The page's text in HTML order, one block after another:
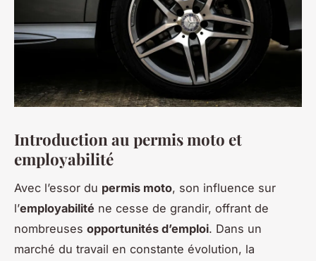
Introduction au permis moto et
employabilité
Avec l’essor du permis moto, son influence sur
l’employabilité ne cesse de grandir, offrant de
nombreuses opportunités d’emploi. Dans un
marché du travail en constante évolution, la